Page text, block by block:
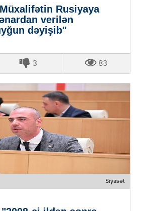
Rusiyaya
verilən
dəyişib"
3 83
Siyasət